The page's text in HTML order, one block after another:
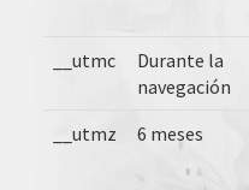
__utmc
Durante la
navegación
__utmz
6 meses